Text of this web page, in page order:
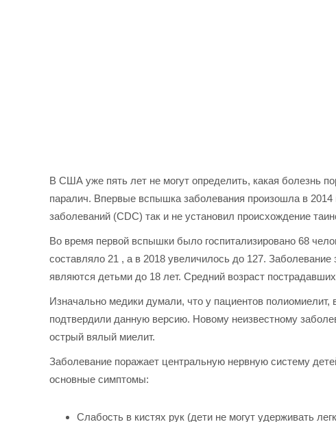
В США уже пять лет не могут определить, какая болезнь
паралич. Впервые вспышка заболевания произошла в 2014
заболеваний (CDC) так и не установил происхождение
Во время первой вспышки было госпитализировано 68
составляло 21 , а в 2018 увеличилось до 127.
являются детьми до 18 лет. Средний возраст
Изначально медики думали, что у пациентов
подтвердили данную версию. Новому неизвестному
острый вялый миелит.
Заболевание поражает центральную нервную систему
основные симптомы:
Слабость в кистях рук (дети не могут удерживать